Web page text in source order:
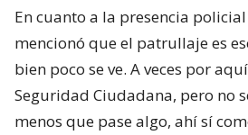
En cuanto a la presencia
mencionó que el patrullaje es
bien poco se ve. A veces por
Seguridad Ciudadana, pero no
menos que pase algo, ahí sí